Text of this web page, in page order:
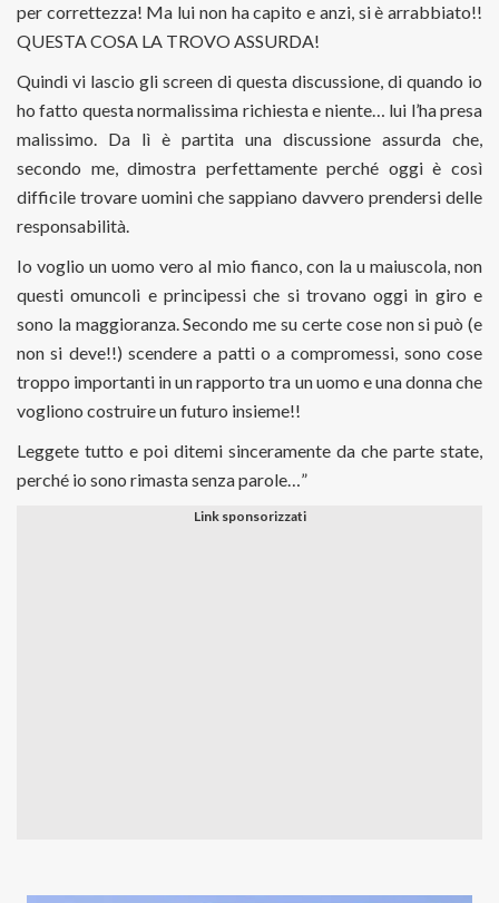
per correttezza! Ma lui non ha capito e anzi, si è arrabbiato!!
QUESTA COSA LA TROVO ASSURDA!
Quindi vi lascio gli screen di questa discussione, di quando io
ho fatto questa normalissima richiesta e niente… lui l’ha presa
malissimo. Da lì è partita una discussione assurda che,
secondo me, dimostra perfettamente perché oggi è così
difficile trovare uomini che sappiano davvero prendersi delle
responsabilità.
Io voglio un uomo vero al mio fianco, con la u maiuscola, non
questi omuncoli e principessi che si trovano oggi in giro e
sono la maggioranza. Secondo me su certe cose non si può (e
non si deve!!) scendere a patti o a compromessi, sono cose
troppo importanti in un rapporto tra un uomo e una donna che
vogliono costruire un futuro insieme!!
Leggete tutto e poi ditemi sinceramente da che parte state,
perché io sono rimasta senza parole…”